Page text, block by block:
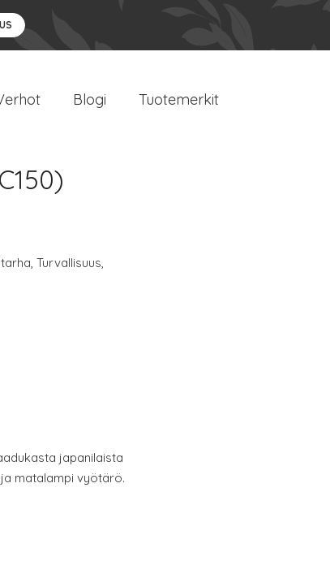
Blogi Tuotemerkit
, Turvallisuus,
japanilaista
matalampi vyötärö.